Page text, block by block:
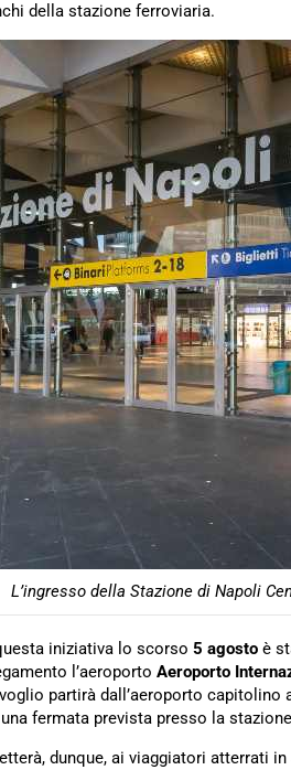
della stazione ferroviaria.
L’ingresso della Stazione di Napoli
iniziativa lo scorso 5 agosto è
l’aeroporto Aeroporto
partirà dall’aeroporto capitolino
fermata prevista presso la
dunque, ai viaggiatori atterrati